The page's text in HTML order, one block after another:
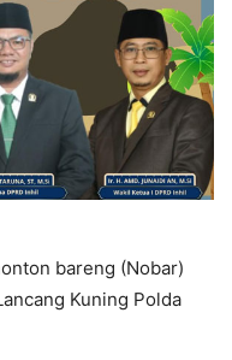
bareng (Nobar)
Kuning Polda